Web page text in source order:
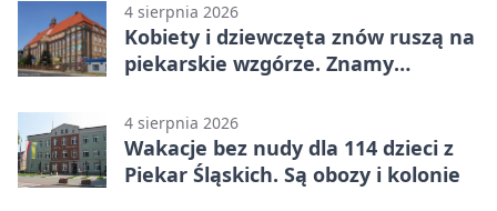
4 sierpnia 2026
Kobiety i dziewczęta znów ruszą na
piekarskie wzgórze. Znamy
4 sierpnia 2026
Wakacje bez nudy dla 114 dzieci z
Piekar Śląskich. Są obozy i kolonie